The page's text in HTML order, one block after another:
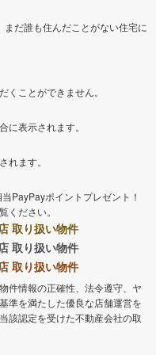
だ誰も住んだことがない住宅に
ことができません。
に表示されます。
れます。
PayPayポイントプレゼント！
ください。
取り扱い物件
取り扱い物件
取り扱い物件
件情報の正確性、法令遵守、ヤ
準を満たした優良な店舗運営を
該認定を受けた不動産会社の取